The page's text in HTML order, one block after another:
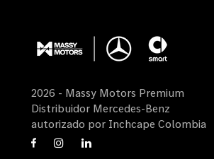
2026 - Massy Motors Premium
Distribuidor Mercedes-Benz
autorizado por Inchcape Colombia